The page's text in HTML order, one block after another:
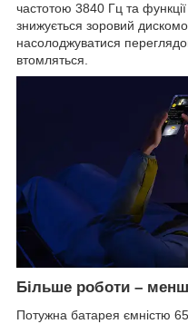
частотою 3840 Гц та
знижується зоровий
насолоджуватися
втомляться.
Більше роботи –
Потужна батарея ємністю